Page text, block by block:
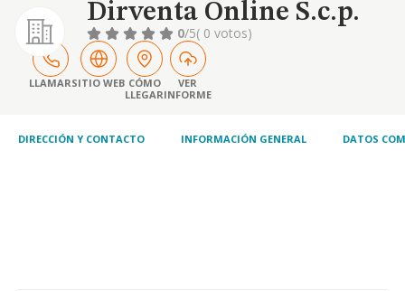
Dirventa Online S.c.p.
0/5( 0 votos)
LLAMARSITIO WEB CÓMO
LLEGAR
VER
INFORME
DIRECCIÓN Y CONTACTO INFORMACIÓN GENERAL DATOS